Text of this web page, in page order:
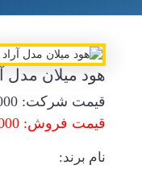
هود میلان مدل آراد
قیمت شرکت:
قیمت فروش: 3٬141٬000 تومان
نام برند: